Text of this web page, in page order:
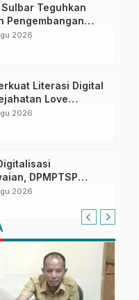
Sulbar Teguhkan
Pengembangan
ASN melalui
2026
Literasi Digital
Love
2026
DPMPTSP
Terapkan Aplikasi
2026